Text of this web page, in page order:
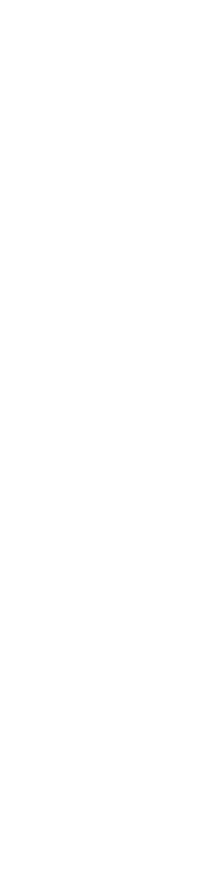
此案还有许多盲点，希望检察院的提前介入，能早日澄清各种猜测，还公众
市长的工资单可根本堵不住悠悠之口！再来关注中国台湾地区渔民遭菲律宾
授权部分。
菲律宾如轻率敷衍的结果。即刻采取冻结菲劳申请、召回台“驻菲代表”，及
项跨部会的制裁措施。
装潢的权利人。庭审现场火药味十足，双方发言都带有浓厚的感情色彩，
宝凉茶，一直延用红罐包装。估计很多网友也注意到了，现在市场上王老
恐怕只有市场和消费者说了才算！
国战略文化促进会常务副会长兼秘书长罗援少将在做客中新网《新闻大家
，联合国指定的托管国是美国，美国擅自把琉球群岛范围扩大，把钓鱼岛纳
国授权你美国可以对琉球群岛进行托管，但是从来没有授权你美国可以把琉
际上是中国的一个藩属国。
叫琉球国，琉球国的国民很大一部分是来自中国福建，浙江和台湾的沿海居
鱼岛它也不是琉球的一部分，是属于台湾列岛的一部分，是属于中国的一部
际行动调查事件真相，还死者家属一个公道，而不是扭捏道歉、拒绝赔偿；